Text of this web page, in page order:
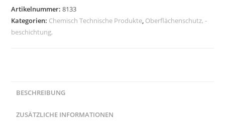
400ml
Menge
Artikelnummer:8133
Kategorien: Chemisch Technische Produkte, Oberflächenschutz, -
beschichtung,
BESCHREIBUNG
ZUSÄTZLICHE INFORMATIONEN